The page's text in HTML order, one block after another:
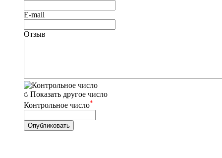
E-mail
Отзыв
Показать другое число
Контрольное число*